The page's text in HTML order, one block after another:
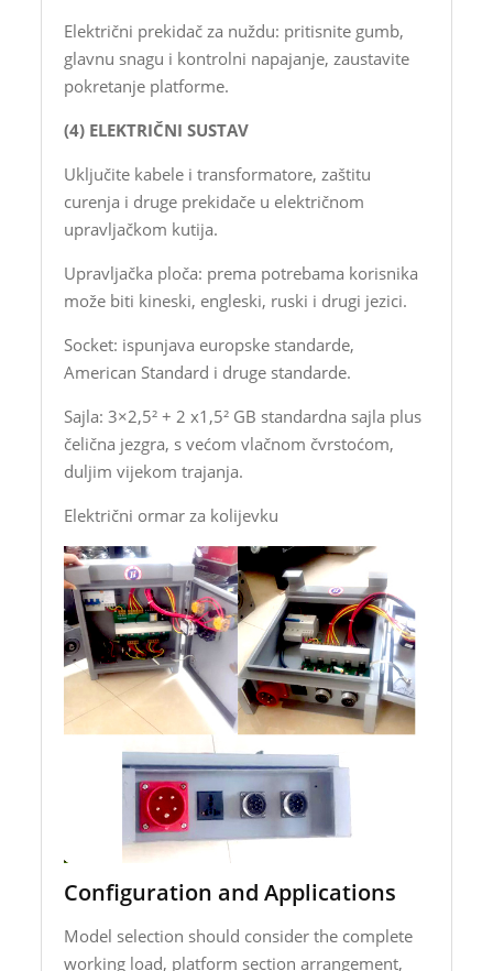
Električni prekidač za nuždu: pritisnite gumb,
glavnu snagu i kontrolni napajanje, zaustavite
pokretanje platforme.
(4) ELEKTRIČNI SUSTAV
Uključite kabele i transformatore, zaštitu
curenja i druge prekidače u električnom
upravljačkom kutija.
Upravljačka ploča: prema potrebama korisnika
može biti kineski, engleski, ruski i drugi jezici.
Socket: ispunjava europske standarde,
American Standard i druge standarde.
Sajla: 3×2,5² + 2 x1,5² GB standardna sajla plus
čelična jezgra, s većom vlačnom čvrstoćom,
duljim vijekom trajanja.
Električni ormar za kolijevku
Configuration and Applications
Model selection should consider the complete
working load, platform section arrangement,